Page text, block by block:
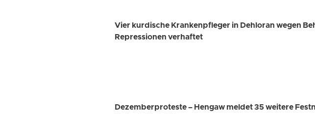
Vier kurdische Krankenpfleger in Dehloran wegen
Repressionen verhaftet
Dezemberproteste – Hengaw meldet 35 weitere